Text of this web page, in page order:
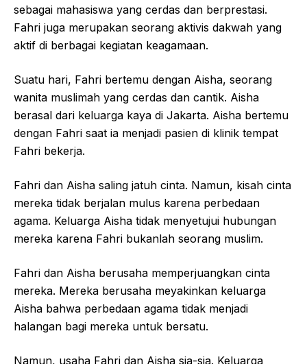
sebagai mahasiswa yang cerdas dan berprestasi.
Fahri juga merupakan seorang aktivis dakwah yang
aktif di berbagai kegiatan keagamaan.
Suatu hari, Fahri bertemu dengan Aisha, seorang
wanita muslimah yang cerdas dan cantik. Aisha
berasal dari keluarga kaya di Jakarta. Aisha bertemu
dengan Fahri saat ia menjadi pasien di klinik tempat
Fahri bekerja.
Fahri dan Aisha saling jatuh cinta. Namun, kisah cinta
mereka tidak berjalan mulus karena perbedaan
agama. Keluarga Aisha tidak menyetujui hubungan
mereka karena Fahri bukanlah seorang muslim.
Fahri dan Aisha berusaha memperjuangkan cinta
mereka. Mereka berusaha meyakinkan keluarga
Aisha bahwa perbedaan agama tidak menjadi
halangan bagi mereka untuk bersatu.
Namun, usaha Fahri dan Aisha sia-sia. Keluarga